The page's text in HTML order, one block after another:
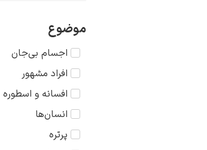
موضوع
اجسام بی‌جان
افراد مشهور
افسانه و اسطوره
انسان‌ها
پرتره